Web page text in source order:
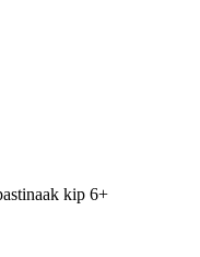
kip 6+